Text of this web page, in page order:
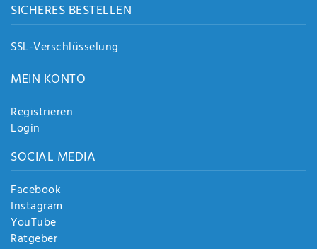
SICHERES BESTELLEN
SSL-Verschlüsselung
MEIN KONTO
Registrieren
Login
SOCIAL MEDIA
Facebook
Instagram
YouTube
Ratgeber